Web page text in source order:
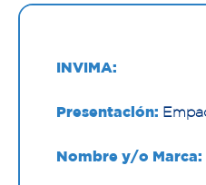
INVIMA:
Presentación:
Nombre y/o Marca: